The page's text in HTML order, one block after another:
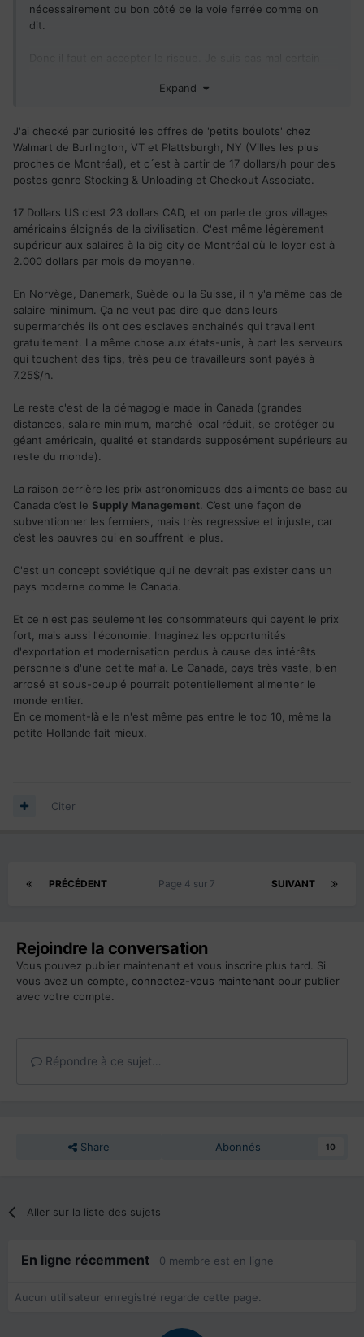
nécessairement du bon côté de la voie ferrée comme on
dit.
enfants à l'école publique du quartier.
loger sans risquer de se faire tirer dessus ... ça en vaut la
chandelle à mon avis.
Mais c'est juste moi.
On va dire clairement les choses : être au salaire minimum
(fédéral à 7,25$US soit même pas 10$CA aux US / 17,30$CA
au Canada), où que tu sois, tu seras pas riche et tu devras
faire attention à tes dépenses.
Le reste c'est juste des discussions stériles. Même le prix
de l'épicerie va varier d'une ville à l'autre, dans un même
État ou province, et à travers les pays. Ça dépend même
des individus, vu que les régimes alimentaires changent
d'une personne à l'autre. Plus haut dans le fil, ça compare le
prix du vin et du fromage, loin d'être deux éléments
argument inutile.
Expand
J'ai checké par curiosité les offres de 'petits boulots' chez
Walmart de Burlington, VT et Plattsburgh, NY (Villes les plus
proches de Montréal), et c´est à partir de 17 dollars/h pour des
postes genre Stocking & Unloading et Checkout Associate.
17 Dollars US c'est 23 dollars CAD, et on parle de gros villages
américains éloignés de la civilisation. C'est même légèrement
supérieur aux salaires à la big city de Montréal où le loyer est à
2.000 dollars par mois de moyenne.
En Norvège, Danemark, Suède ou la Suisse, il n y'a même pas de
salaire minimum. Ça ne veut pas dire que dans leurs
supermarchés ils ont des esclaves enchainés qui travaillent
gratuitement. La même chose aux états-unis, à part les serveurs
qui touchent des tips, très peu de travailleurs sont payés à
7.25$/h.
Le reste c'est de la démagogie made in Canada (grandes
distances, salaire minimum, marché local réduit, se protéger du
géant américain, qualité et standards supposément supérieurs au
reste du monde).
La raison derrière les prix astronomiques des aliments de base au
Canada c’est le Supply Management. C’est une façon de
subventionner les fermiers, mais très regressive et injuste, car
c’est les pauvres qui en souffrent le plus.
C'est un concept soviétique qui ne devrait pas exister dans un
pays moderne comme le Canada.
Et ce n'est pas seulement les consommateurs qui payent le prix
fort, mais aussi l'économie. Imaginez les opportunités
d'exportation et modernisation perdus à cause des intérêts
personnels d'une petite mafia. Le Canada, pays très vaste, bien
arrosé et sous-peuplé pourrait potentiellement alimenter le
monde entier.
En ce moment-là elle n'est même pas entre le top 10, même la
petite Hollande fait mieux.
Citer
PRÉCÉDENT SUIVANT
Page 4 sur 7
Rejoindre la conversation
Vous pouvez publier maintenant et vous inscrire plus tard. Si
vous avez un compte, connectez-vous maintenant pour publier
avec votre compte.
Répondre à ce sujet…
Share Abonnés 10
Aller sur la liste des sujets
En ligne récemment 0 membre est en ligne
Aucun utilisateur enregistré regarde cette page.